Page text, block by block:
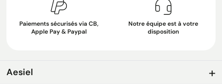
Paiements sécurisés via CB,
Apple Pay & Paypal
Notre équipe est à votre
disposition
Aesiel